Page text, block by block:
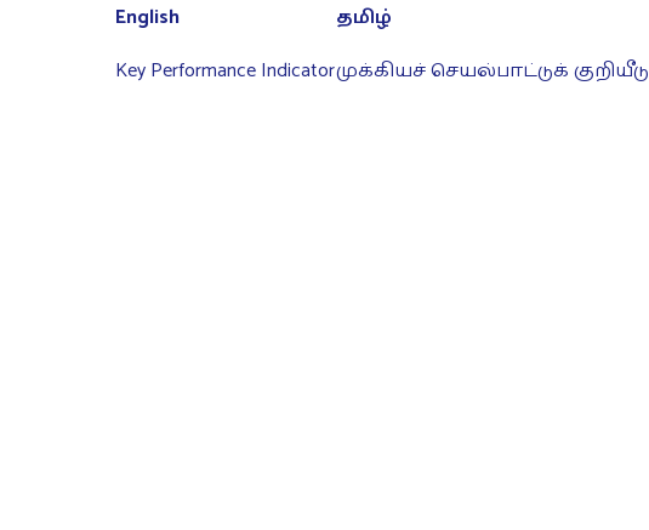
English
தமிழ்
Key Performance Indicatorமுக்கியச் செயல்பாட்டுக் குறியீடு